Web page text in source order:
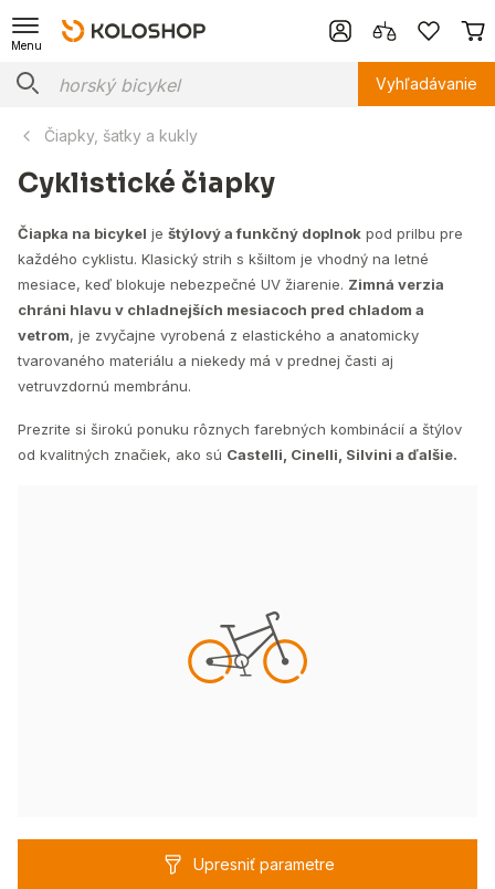
Menu
Vyhľadávanie
Čiapky, šatky a kukly
Cyklistické čiapky
Čiapka na bicykel je štýlový a funkčný doplnok pod prilbu pre
každého cyklistu. Klasický strih s kšiltom je vhodný na letné
mesiace, keď blokuje nebezpečné UV žiarenie. Zimná verzia
chráni hlavu v chladnejších mesiacoch pred chladom a
vetrom, je zvyčajne vyrobená z elastického a anatomicky
tvarovaného materiálu a niekedy má v prednej časti aj
vetruvzdornú membránu.
Prezrite si širokú ponuku rôznych farebných kombinácií a štýlov
od kvalitných značiek, ako sú Castelli, Cinelli, Silvini a ďalšie.
Upresniť parametre